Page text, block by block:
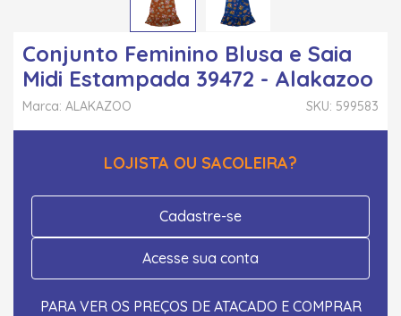
Conjunto Feminino Blusa e Saia
Midi Estampada 39472 - Alakazoo
SKU: 599583
Marca: ALAKAZOO
LOJISTA OU SACOLEIRA?
Cadastre-se
Acesse sua conta
PARA VER OS PREÇOS DE ATACADO E COMPRAR